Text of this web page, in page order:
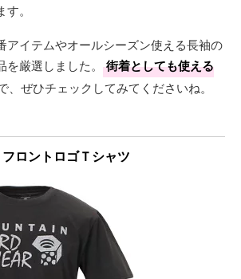
。
アイテムやオールシーズン使える長袖の
厳選しました。
街着としても使える
、ぜひチェックしてみてくださいね。
ロントロゴＴシャツ